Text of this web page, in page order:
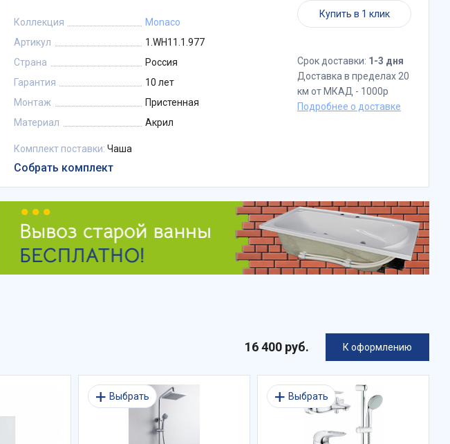
Коллекция
Monaco
Артикул
1.WH11.1.977
Страна
Россия
Гарантия
10 лет
Монтаж
Пристенная
Материал
Акрил
Комплект поставки: Чаша
Собрать комплект
Купить в 1 клик
Срок доставки: 1-3 дня
Доставка в пределах 20
км от МКАД - 1000р
Подробнее о доставке
16 400 руб. К оформлению
Выбрать Выбрать